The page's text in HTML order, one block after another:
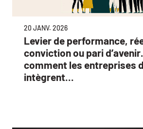
20 JANV. 2026
Levier de performance,
conviction ou pari
comment les entreprises
intègrent...